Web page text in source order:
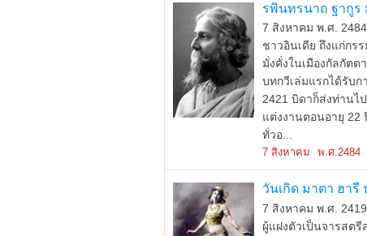
รพินทรนาถ ฐากูร
7 สิงหาคม พ.ศ.
ชาวอินเดีย ถึงแก่กร
มั่งคั่งในเมืองกัลกัต
บทกวีเล่มแรกได้รับ
2421 บิดาก็ส่งท่านไ
แต่งงานตอนอายุ 22
ทั่วอ...
7 สิงหาคม พ.ศ.2484
วันเกิด มาตา ฮารี
7 สิงหาคม พ.ศ.
ผู้แฝงตัวเป็นจารสตรี